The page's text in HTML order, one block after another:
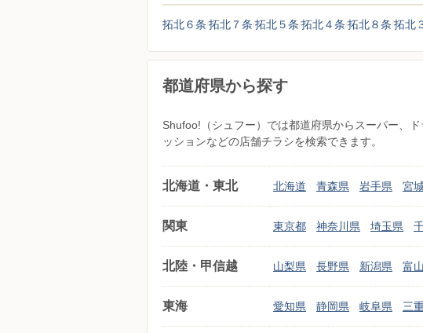
拓北６条 拓北７条 拓北５条 拓北４条 拓北８条 拓北
都道府県から探す
Shufoo!（シュフー）では都道府県からスーパー、
ッションなどの店舗チラシを検索できます。
北海道・東北 北海道 青森県 岩手県 宮
関東 東京都 神奈川県 埼玉県
北陸・甲信越 山梨県 長野県 新潟県 富
東海 愛知県 静岡県 岐阜県 三